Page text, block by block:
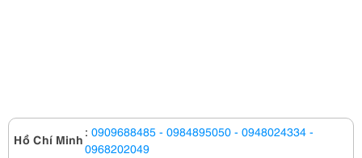
Hồ Chí Minh : 0909688485 - 0984895050 - 0948024334 -
0968202049